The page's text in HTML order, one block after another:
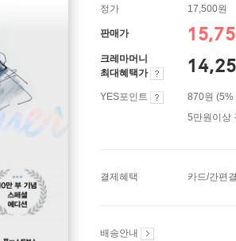
정가 17,500원
판매가
크레마머니
최대혜택가
YES포인트
870원 (5%
5만원이상
결제혜택 카드/간편
배송안내